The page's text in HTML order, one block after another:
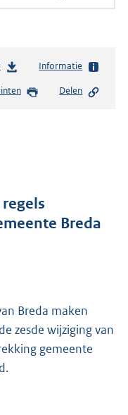
b
s
r
o
4
4
K
b
Informatie
Delen
Breda
Breda maken
zesde wijziging van
gemeente